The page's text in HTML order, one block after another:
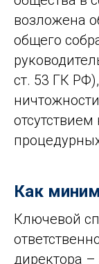
возложена
общего
ст. 53 ГК
Как
Ключевой
директора –